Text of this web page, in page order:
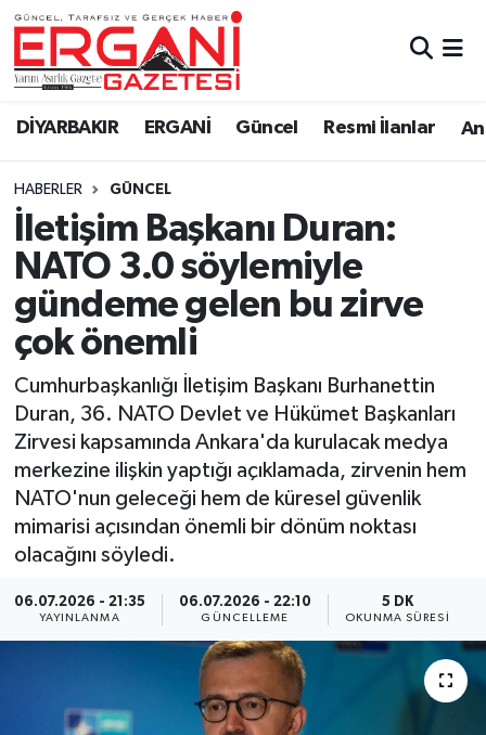
DİYARBAKIR ERGANİ Güncel Resmi İlanlar
HABERLER GÜNCEL
İletişim Başkanı Duran:
NATO 3.0 söylemiyle
gündeme gelen bu zirve
çok önemli
Cumhurbaşkanlığı İletişim Başkanı Burhanettin
Duran, 36. NATO Devlet ve Hükümet Başkanları
Zirvesi kapsamında Ankara'da kurulacak medya
merkezine ilişkin yaptığı açıklamada, zirvenin hem
NATO'nun geleceği hem de küresel güvenlik
mimarisi açısından önemli bir dönüm noktası
olacağını söyledi.
06.07.2026 - 21:35
YAYINLANMA
06.07.2026 - 22:10
GÜNCELLEME
5 DK
OKUNMA SÜRESI
DİYARBAKIR
BİSMİL
BAĞLAR
ERGANİ
Güncel
Eği̇ti̇m
Resmi İlanlar
Sağlık
Si̇yaset
Spor
Yaşam
Ergani Nöbetçi Eczaneler
Ergani Hava Durumu
Ergani Trafik Yoğunluk Haritası
Süper Lig Puan Durumu ve Fikstür
Tüm Manşetler
Son Dakika Haberleri
Haber Arşivi